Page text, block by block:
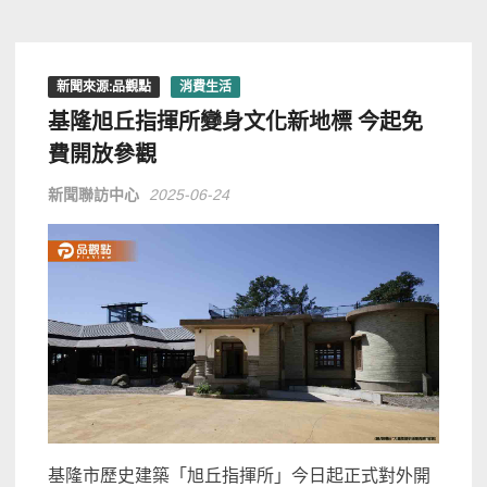
新聞來源:品觀點 消費生活
基隆旭丘指揮所變身文化新地標 今起免
費開放參觀
新聞聯訪中心 2025-06-24
基隆市歷史建築「旭丘指揮所」今日起正式對外開